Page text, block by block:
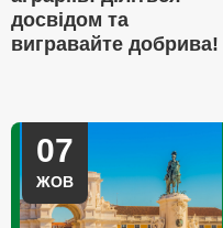
досвідом та
вигравайте добрива!
07
ЖОВ